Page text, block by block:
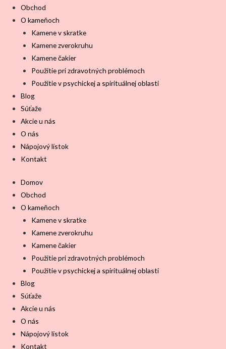
Obchod
O kameňoch
Kamene v skratke
Kamene zverokruhu
Kamene čakier
Použitie pri zdravotných problémoch
Použitie v psychickej a spirituálnej oblasti
Blog
Súťaže
Akcie u nás
O nás
Nápojový lístok
Kontakt
Domov
Obchod
O kameňoch
Kamene v skratke
Kamene zverokruhu
Kamene čakier
Použitie pri zdravotných problémoch
Použitie v psychickej a spirituálnej oblasti
Blog
Súťaže
Akcie u nás
O nás
Nápojový lístok
Kontakt